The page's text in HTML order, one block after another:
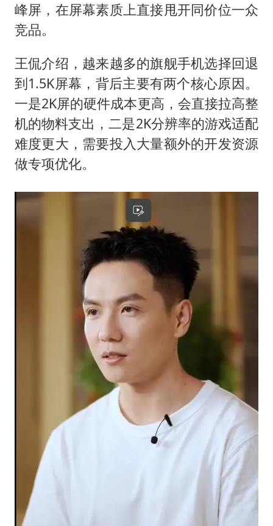
郑丽文：台湾从来没有“独立”过
女子网购名牌包发现是自己丢的那只
万岁山接盘烂尾恒大文旅城
戚薇谈把脸交给AI
多个明星演唱会取消
峰屏，在屏幕素质上直接甩开同价位一众
竞品。
王侃介绍，越来越多的旗舰手机选择回退
到1.5K屏幕，背后主要有两个核心原因。
一是2K屏的硬件成本更高，会直接拉高整
机的物料支出，二是2K分辨率的游戏适配
难度更大，需要投入大量额外的开发资源
做专项优化。